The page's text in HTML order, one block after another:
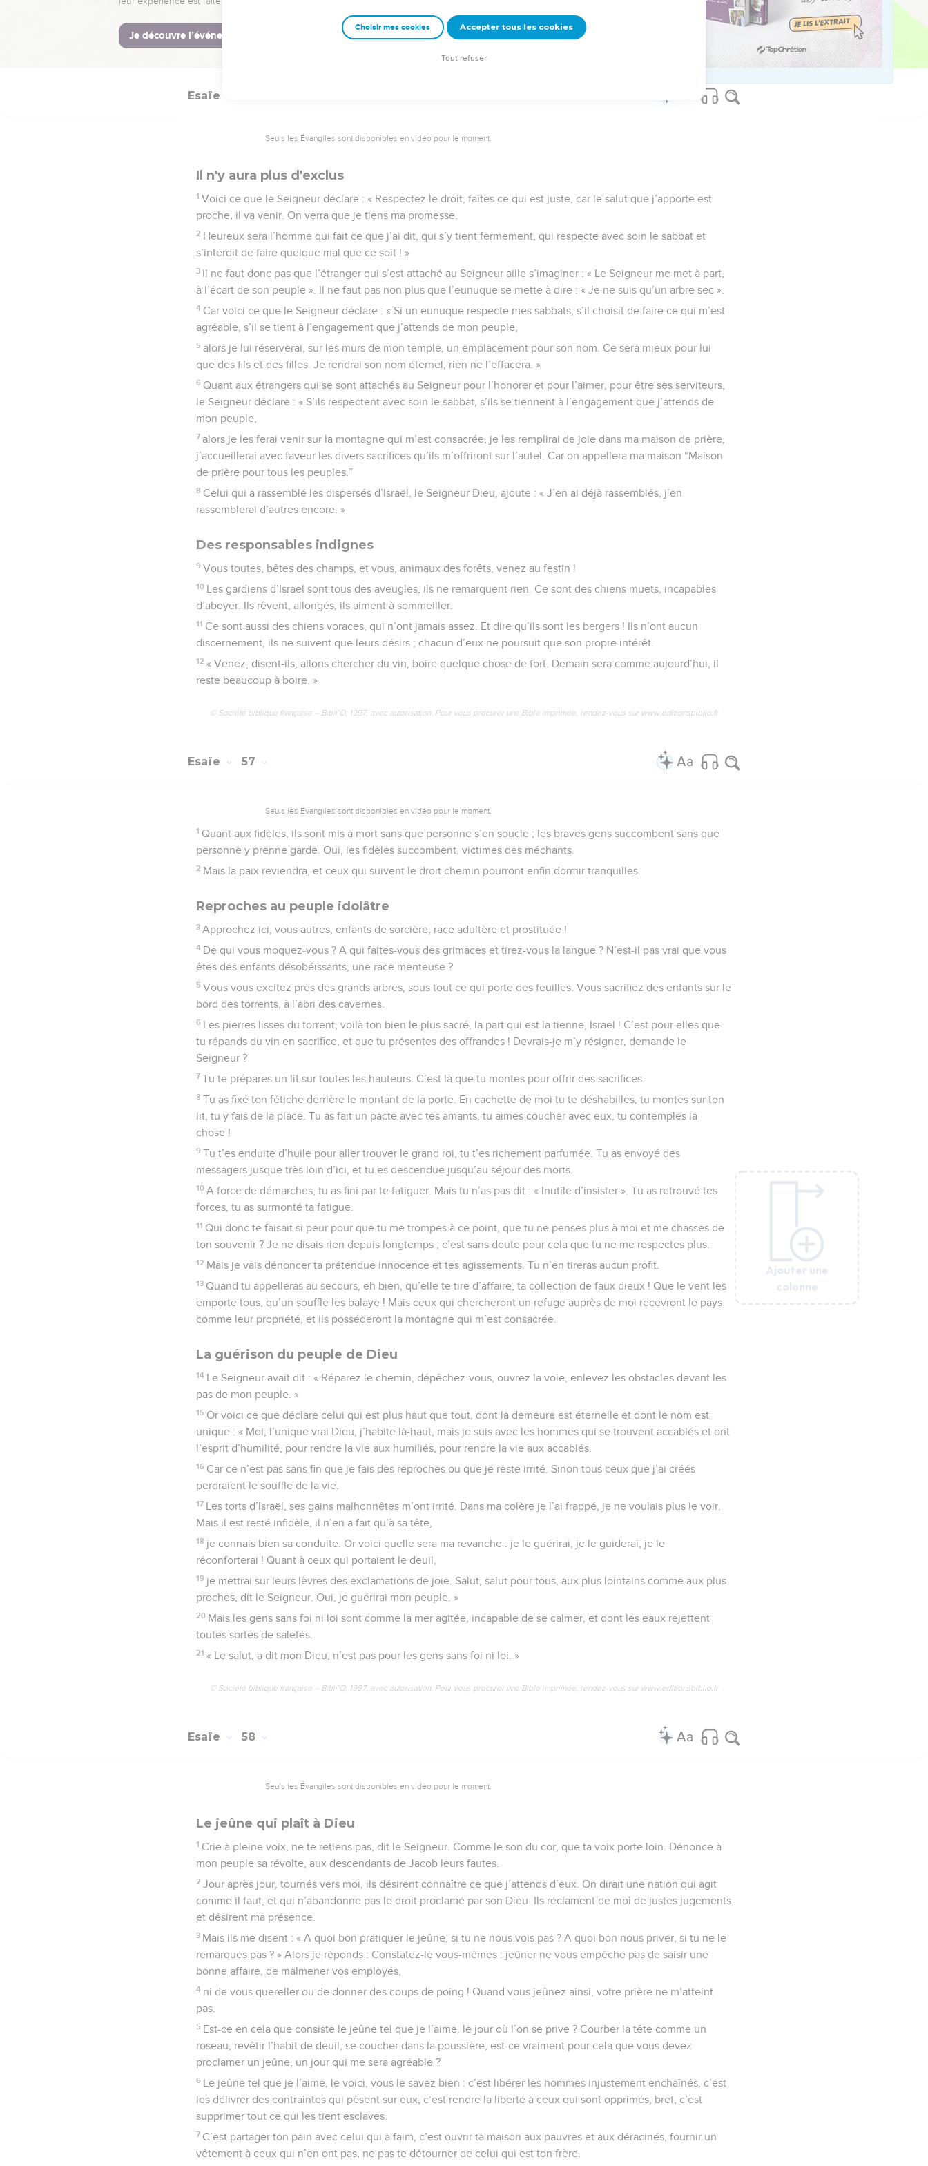
titre de gloire, la marque indestructible qui rappellera toujours ce qu’il a fait pour vous.
© Société biblique française – Bibli’O, 1997, avec autorisation. Pour vous procurer une Bible imprimée, rendez-vous sur www.editionsbiblio.fr
Ajouter une
colonne
Esaïe
Seuls les Évangiles sont disponibles en vidéo pour le moment.
Il n'y aura plus d'exclus
1 Voici ce que le Seigneur déclare : « Respectez le droit, faites ce qui est juste, car le salut que j’apporte est
proche, il va venir. On verra que je tiens ma promesse.
2 Heureux sera l’homme qui fait ce que j’ai dit, qui s’y tient fermement, qui respecte avec soin le sabbat et
s’interdit de faire quelque mal que ce soit ! »
3 Il ne faut donc pas que l’étranger qui s’est attaché au Seigneur aille s’imaginer : « Le Seigneur me met à part,
à l’écart de son peuple ». Il ne faut pas non plus que l’eunuque se mette à dire : « Je ne suis qu’un arbre sec ».
4 Car voici ce que le Seigneur déclare : « Si un eunuque respecte mes sabbats, s’il choisit de faire ce qui m’est
agréable, s’il se tient à l’engagement que j’attends de mon peuple,
5 alors je lui réserverai, sur les murs de mon temple, un emplacement pour son nom. Ce sera mieux pour lui
que des fils et des filles. Je rendrai son nom éternel, rien ne l’effacera. »
6 Quant aux étrangers qui se sont attachés au Seigneur pour l’honorer et pour l’aimer, pour être ses serviteurs,
le Seigneur déclare : « S’ils respectent avec soin le sabbat, s’ils se tiennent à l’engagement que j’attends de
mon peuple,
7 alors je les ferai venir sur la montagne qui m’est consacrée, je les remplirai de joie dans ma maison de prière,
j’accueillerai avec faveur les divers sacrifices qu’ils m’offriront sur l’autel. Car on appellera ma maison “Maison
de prière pour tous les peuples.”
8 Celui qui a rassemblé les dispersés d’Israël, le Seigneur Dieu, ajoute : « J’en ai déjà rassemblés, j’en
rassemblerai d’autres encore. »
Des responsables indignes
9 Vous toutes, bêtes des champs, et vous, animaux des forêts, venez au festin !
10 Les gardiens d’Israël sont tous des aveugles, ils ne remarquent rien. Ce sont des chiens muets, incapables
d’aboyer. Ils rêvent, allongés, ils aiment à sommeiller.
11 Ce sont aussi des chiens voraces, qui n’ont jamais assez. Et dire qu’ils sont les bergers ! Ils n’ont aucun
discernement, ils ne suivent que leurs désirs ; chacun d’eux ne poursuit que son propre intérêt.
12 « Venez, disent-ils, allons chercher du vin, boire quelque chose de fort. Demain sera comme aujourd’hui, il
reste beaucoup à boire. »
© Société biblique française – Bibli’O, 1997, avec autorisation. Pour vous procurer une Bible imprimée, rendez-vous sur www.editionsbiblio.fr
Ajouter une
colonne
Esaïe 57
Seuls les Évangiles sont disponibles en vidéo pour le moment.
1 Quant aux fidèles, ils sont mis à mort sans que personne s’en soucie ; les braves gens succombent sans que
personne y prenne garde. Oui, les fidèles succombent, victimes des méchants.
2 Mais la paix reviendra, et ceux qui suivent le droit chemin pourront enfin dormir tranquilles.
Reproches au peuple idolâtre
3 Approchez ici, vous autres, enfants de sorcière, race adultère et prostituée !
4 De qui vous moquez-vous ? A qui faites-vous des grimaces et tirez-vous la langue ? N’est-il pas vrai que vous
êtes des enfants désobéissants, une race menteuse ?
5 Vous vous excitez près des grands arbres, sous tout ce qui porte des feuilles. Vous sacrifiez des enfants sur le
bord des torrents, à l’abri des cavernes.
6 Les pierres lisses du torrent, voilà ton bien le plus sacré, la part qui est la tienne, Israël ! C’est pour elles que
tu répands du vin en sacrifice, et que tu présentes des offrandes ! Devrais-je m’y résigner, demande le
Seigneur ?
7 Tu te prépares un lit sur toutes les hauteurs. C’est là que tu montes pour offrir des sacrifices.
8 Tu as fixé ton fétiche derrière le montant de la porte. En cachette de moi tu te déshabilles, tu montes sur ton
lit, tu y fais de la place. Tu as fait un pacte avec tes amants, tu aimes coucher avec eux, tu contemples la
chose !
9 Tu t’es enduite d’huile pour aller trouver le grand roi, tu t’es richement parfumée. Tu as envoyé des
messagers jusque très loin d’ici, et tu es descendue jusqu’au séjour des morts.
10 A force de démarches, tu as fini par te fatiguer. Mais tu n’as pas dit : « Inutile d’insister ». Tu as retrouvé tes
forces, tu as surmonté ta fatigue.
11 Qui donc te faisait si peur pour que tu me trompes à ce point, que tu ne penses plus à moi et me chasses de
ton souvenir ? Je ne disais rien depuis longtemps ; c’est sans doute pour cela que tu ne me respectes plus.
12 Mais je vais dénoncer ta prétendue innocence et tes agissements. Tu n’en tireras aucun profit.
13 Quand tu appelleras au secours, eh bien, qu’elle te tire d’affaire, ta collection de faux dieux ! Que le vent les
emporte tous, qu’un souffle les balaye ! Mais ceux qui chercheront un refuge auprès de moi recevront le pays
comme leur propriété, et ils posséderont la montagne qui m’est consacrée.
La guérison du peuple de Dieu
14 Le Seigneur avait dit : « Réparez le chemin, dépêchez-vous, ouvrez la voie, enlevez les obstacles devant les
pas de mon peuple. »
15 Or voici ce que déclare celui qui est plus haut que tout, dont la demeure est éternelle et dont le nom est
unique : « Moi, l’unique vrai Dieu, j’habite là-haut, mais je suis avec les hommes qui se trouvent accablés et ont
l’esprit d’humilité, pour rendre la vie aux humiliés, pour rendre la vie aux accablés.
16 Car ce n’est pas sans fin que je fais des reproches ou que je reste irrité. Sinon tous ceux que j’ai créés
perdraient le souffle de la vie.
17 Les torts d’Israël, ses gains malhonnêtes m’ont irrité. Dans ma colère je l’ai frappé, je ne voulais plus le voir.
Mais il est resté infidèle, il n’en a fait qu’à sa tête,
18 je connais bien sa conduite. Or voici quelle sera ma revanche : je le guérirai, je le guiderai, je le
réconforterai ! Quant à ceux qui portaient le deuil,
19 je mettrai sur leurs lèvres des exclamations de joie. Salut, salut pour tous, aux plus lointains comme aux plus
proches, dit le Seigneur. Oui, je guérirai mon peuple. »
20 Mais les gens sans foi ni loi sont comme la mer agitée, incapable de se calmer, et dont les eaux rejettent
toutes sortes de saletés.
21 « Le salut, a dit mon Dieu, n’est pas pour les gens sans foi ni loi. »
© Société biblique française – Bibli’O, 1997, avec autorisation. Pour vous procurer une Bible imprimée, rendez-vous sur www.editionsbiblio.fr
Ajouter une
colonne
Esaïe 58
Seuls les Évangiles sont disponibles en vidéo pour le moment.
Le jeûne qui plaît à Dieu
1 Crie à pleine voix, ne te retiens pas, dit le Seigneur. Comme le son du cor, que ta voix porte loin. Dénonce à
mon peuple sa révolte, aux descendants de Jacob leurs fautes.
2 Jour après jour, tournés vers moi, ils désirent connaître ce que j’attends d’eux. On dirait une nation qui agit
comme il faut, et qui n’abandonne pas le droit proclamé par son Dieu. Ils réclament de moi de justes jugements
et désirent ma présence.
3 Mais ils me disent : « A quoi bon pratiquer le jeûne, si tu ne nous vois pas ? A quoi bon nous priver, si tu ne le
remarques pas ? » Alors je réponds : Constatez-le vous-mêmes : jeûner ne vous empêche pas de saisir une
bonne affaire, de malmener vos employés,
4 ni de vous quereller ou de donner des coups de poing ! Quand vous jeûnez ainsi, votre prière ne m’atteint
pas.
5 Est-ce en cela que consiste le jeûne tel que je l’aime, le jour où l’on se prive ? Courber la tête comme un
roseau, revêtir l’habit de deuil, se coucher dans la poussière, est-ce vraiment pour cela que vous devez
proclamer un jeûne, un jour qui me sera agréable ?
6 Le jeûne tel que je l’aime, le voici, vous le savez bien : c’est libérer les hommes injustement enchaînés, c’est
les délivrer des contraintes qui pèsent sur eux, c’est rendre la liberté à ceux qui sont opprimés, bref, c’est
supprimer tout ce qui les tient esclaves.
7 C’est partager ton pain avec celui qui a faim, c’est ouvrir ta maison aux pauvres et aux déracinés, fournir un
vêtement à ceux qui n’en ont pas, ne pas te détourner de celui qui est ton frère.
Ajouter une
colonne
Ajouter une
colonne
Ajouter une
colonne
Choisir mes cookies Accepter tous les cookies
Tout refuser